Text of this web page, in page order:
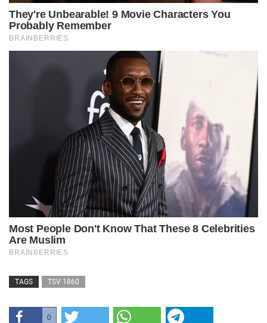
TAGS TSV 1860
0